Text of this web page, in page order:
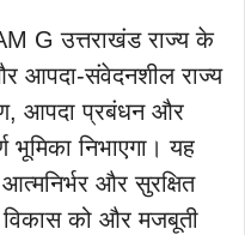
G उत्तराखंड राज्य के
आपदा-संवेदनशील राज्य
आपदा प्रबंधन और
भूमिका निभाएगा। यह
और सुरक्षित
को और मजबूती